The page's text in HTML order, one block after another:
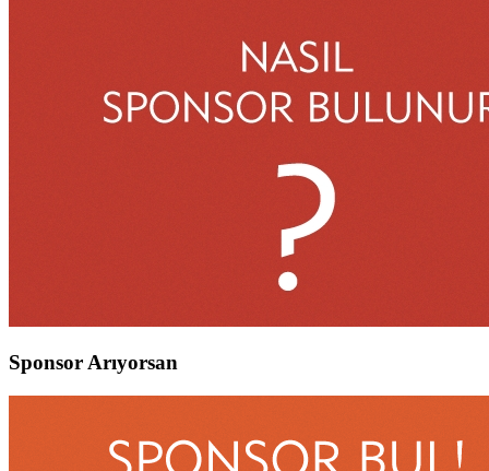
Sponsor Arıyorsan